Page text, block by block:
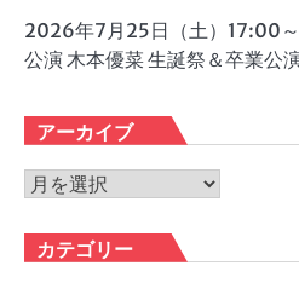
2026年7月25日（土）17:00～
公演 木本優菜 生誕祭＆卒業公
アーカイブ
ア
カ
イ
カテゴリー